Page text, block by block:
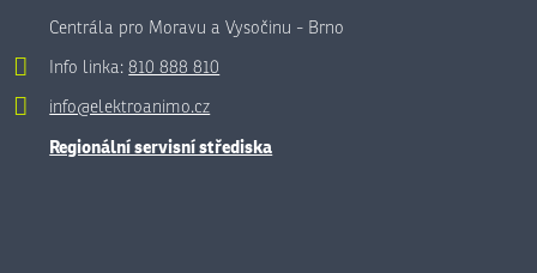
Centrála pro Moravu a Vysočinu - Brno
Info linka:810 888 810
info@elektroanimo.cz
Regionální servisní střediska